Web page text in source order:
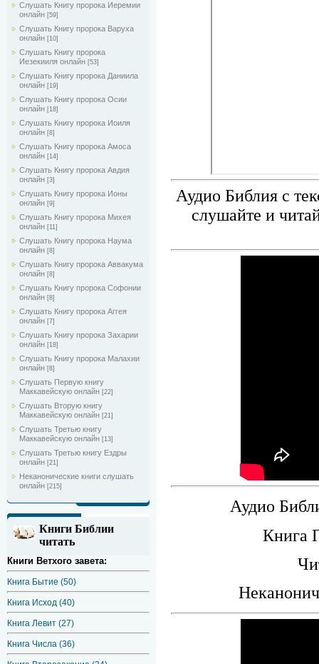
Слушать Книгу пророка Иеремии
онлайн [59]
Слушать Книгу пророка Варуха
онлайн [10]
Слушать Книгу пророка
Иезекииля онлайн [53]
Слушать Книгу пророка Даниила
онлайн [19]
Слушать Книгу пророка Осии
онлайн [18]
Слушать Книгу пророка Иоиля
онлайн [8]
Слушать Книгу пророка Амоса
онлайн [14]
Слушать Книгу пророка Авдия
онлайн [3]
Слушать Книгу пророка Ионы
онлайн [9]
Слушать Книгу пророка Михея
онлайн [11]
Слушать Книгу пророка Наума
онлайн [8]
Слушать Книгу пророка Аввакума
онлайн [8]
Слушать Книгу пророка Софонии
онлайн [8]
Слушать Книгу пророка Аггея
онлайн [7]
Слушать Книгу пророка Захарии
онлайн [18]
Слушать Книгу пророка Малахии
онлайн [8]
Слушать Первую книгу
Маккавейскую онлайн [22]
Слушать Вторую книгу
Маккавейскую онлайн [21]
Слушать Третью книгу
Маккавейскую онлайн [13]
Слушать Третью книгу Ездры
онлайн [21]
Неканонические книги слушать
онлайн [215]
Книги Библии
читать
Книги Ветхого завета:
Книга Бытие (50)
Книга Исход (40)
Книга Левит (27)
Книга Числа (36)
Аудио Библия с
слушайте и
Аудио
Книга